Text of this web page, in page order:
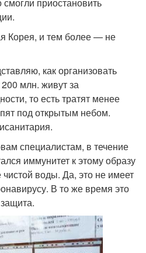
приостановить
и тем более — не
как организовать
млн. живут за
то есть тратят менее
под открытым небом.
специалистам, в течение
иммунитет к этому образу
воды. Да, это не имеет
В то же время это